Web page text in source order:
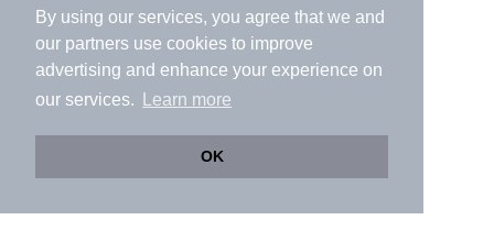
By using our services, you agree that we and
our partners use cookies to improve
advertising and enhance your experience on
our services.
Learn more
OK
より使いやすくなった
アプリで物件探ししませんか？
サクサク動く地図で物件検索